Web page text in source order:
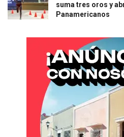
suma tres oros y
Panamericanos